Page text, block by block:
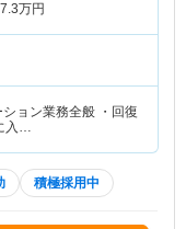
万円
ション業務全般 ・回復
入…
積極採用中